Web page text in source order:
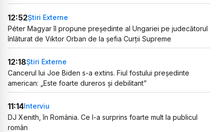
12:52Știri Externe
Péter Magyar îl propune președinte al Ungariei pe judecătorul
înlăturat de Viktor Orban de la șefia Curții Supreme
12:18Știri Externe
Cancerul lui Joe Biden s-a extins. Fiul fostului președinte
american: „Este foarte dureros și debilitant”
11:14Interviu
DJ Xenith, în România. Ce l-a surprins foarte mult la publicul
român